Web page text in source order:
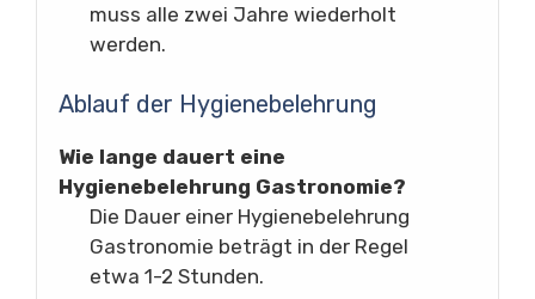
muss alle zwei Jahre wiederholt
werden.
Ablauf der Hygienebelehrung
Wie lange dauert eine
Hygienebelehrung Gastronomie?
Die Dauer einer Hygienebelehrung
Gastronomie beträgt in der Regel
etwa 1-2 Stunden.